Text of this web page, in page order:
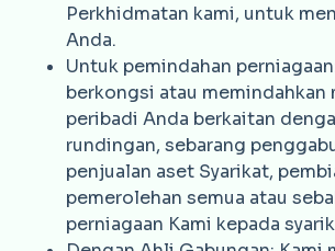
Perkhidmatan kami, untuk
Anda.
Untuk pemindahan
berkongsi atau memindahkan
peribadi Anda berkaitan
rundingan, sebarang
penjualan aset Syarikat,
pemerolehan semua atau
perniagaan Kami kepada